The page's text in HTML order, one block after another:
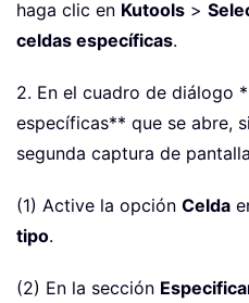
haga clic en Kutools >
celdas específicas.
2. En el cuadro de diálogo
específicas** que se abre,
segunda captura de
(1) Active la opción Celda
tipo.
(2) En la sección